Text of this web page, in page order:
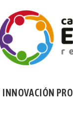
INNOVACIÓN